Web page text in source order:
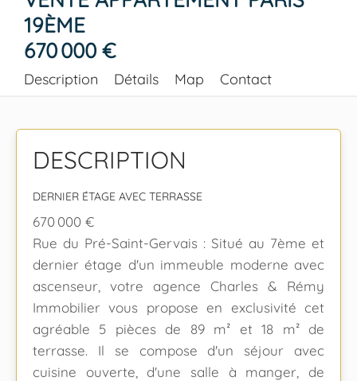
19ÈME
670 000 €
Description Détails Map Contact
DESCRIPTION
DERNIER ÉTAGE AVEC TERRASSE
670 000 €
Rue du Pré-Saint-Gervais : Situé au 7ème et
dernier étage d'un immeuble moderne avec
ascenseur, votre agence Charles & Rémy
Immobilier vous propose en exclusivité cet
agréable 5 pièces de 89 m² et 18 m² de
terrasse. Il se compose d'un séjour avec
cuisine ouverte, d'une salle à manger, de